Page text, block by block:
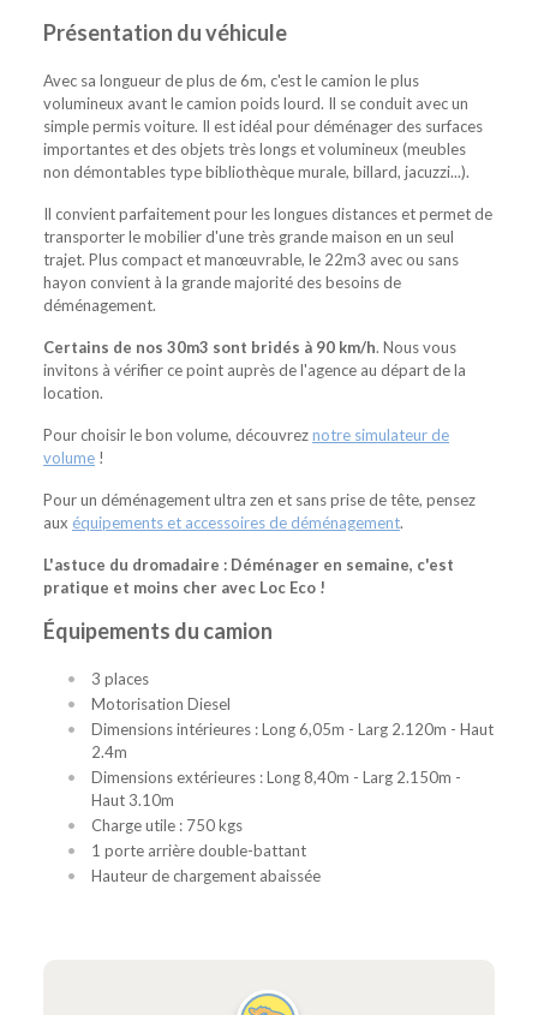
Présentation du véhicule
Avec sa longueur de plus de 6m, c'est le camion le plus
volumineux avant le camion poids lourd. Il se conduit avec un
simple permis voiture. Il est idéal pour déménager des surfaces
importantes et des objets très longs et volumineux (meubles
non démontables type bibliothèque murale, billard, jacuzzi...).
Il convient parfaitement pour les longues distances et permet de
transporter le mobilier d'une très grande maison en un seul
trajet. Plus compact et manœuvrable, le 22m3 avec ou sans
hayon convient à la grande majorité des besoins de
déménagement.
Certains de nos 30m3 sont bridés à 90 km/h. Nous vous
invitons à vérifier ce point auprès de l'agence au départ de la
location.
Pour choisir le bon volume, découvreznotre simulateur de
volume !
Pour un déménagement ultra zen et sans prise de tête, pensez
aux équipements et accessoires de déménagement.
L'astuce du dromadaire : Déménager en semaine, c'est
pratique et moins cher avec Loc Eco !
Équipements du camion
3 places
Motorisation Diesel
Dimensions intérieures : Long 6,05m - Larg 2.120m - Haut
2.4m
Dimensions extérieures : Long 8,40m - Larg 2.150m -
Haut 3.10m
Charge utile : 750 kgs
1 porte arrière double-battant
Hauteur de chargement abaissée